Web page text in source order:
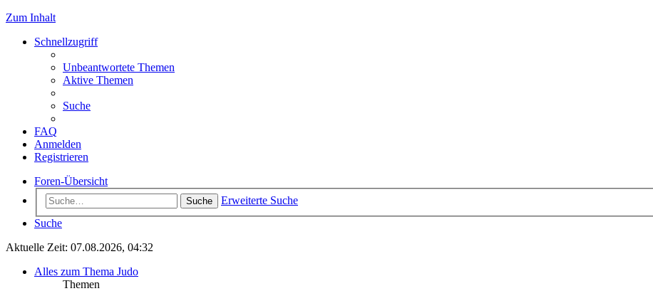
Zum Inhalt
Schnellzugriff
Unbeantwortete Themen
Aktive Themen
Suche
FAQ
Anmelden
Registrieren
Foren-Übersicht
Suche
Erweiterte Suche
Suche
Aktuelle Zeit: 07.08.2026, 04:32
Alles zum Thema Judo
Themen